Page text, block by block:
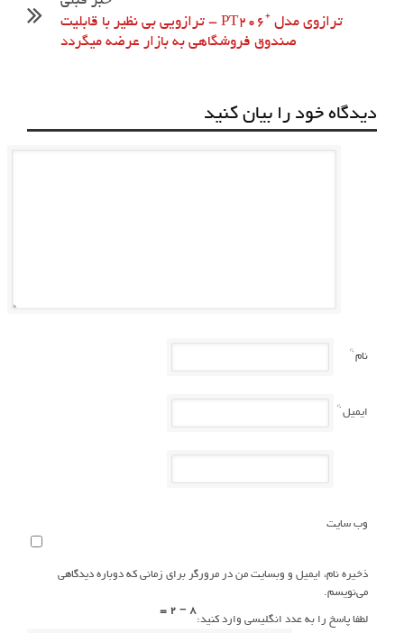
ترازوی مدل ⁺PT206 – ترازویی بی نظیر با قابلیت
صندوق فروشگاهی به بازار عرضه میگردد
دیدگاه خود را بیان کنید
نام*
ایمیل*
وب سایت
ذخیره نام، ایمیل و وبسایت من در مرورگر برای زمانی که دوباره دیدگاهی
می‌نویسم.
لطفا پاسخ را به عدد انگلیسی وارد کنید:8 − 2 =